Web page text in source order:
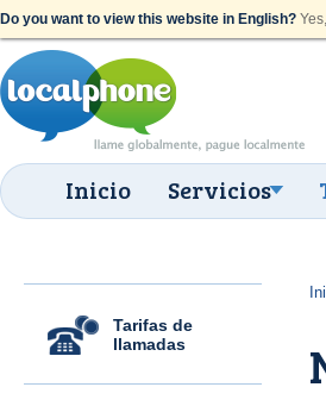
Do you want to view this website in English?
Inicio Servicios
Tarifas de
llamadas